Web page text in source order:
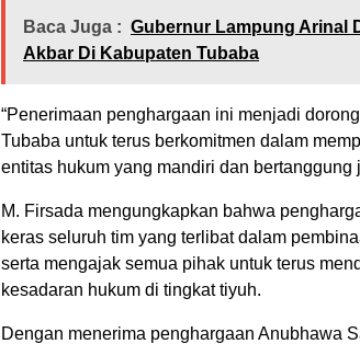
Baca Juga : Gubernur Lampung Arinal
Akbar Di Kabupaten Tubaba
“Penerimaan penghargaan ini menjadi
Tubaba untuk terus berkomitmen dalam
entitas hukum yang mandiri dan bertanggung
M. Firsada mengungkapkan bahwa
keras seluruh tim yang terlibat dalam
serta mengajak semua pihak untuk terus
kesadaran hukum di tingkat tiyuh.
Dengan menerima penghargaan Anubhawa